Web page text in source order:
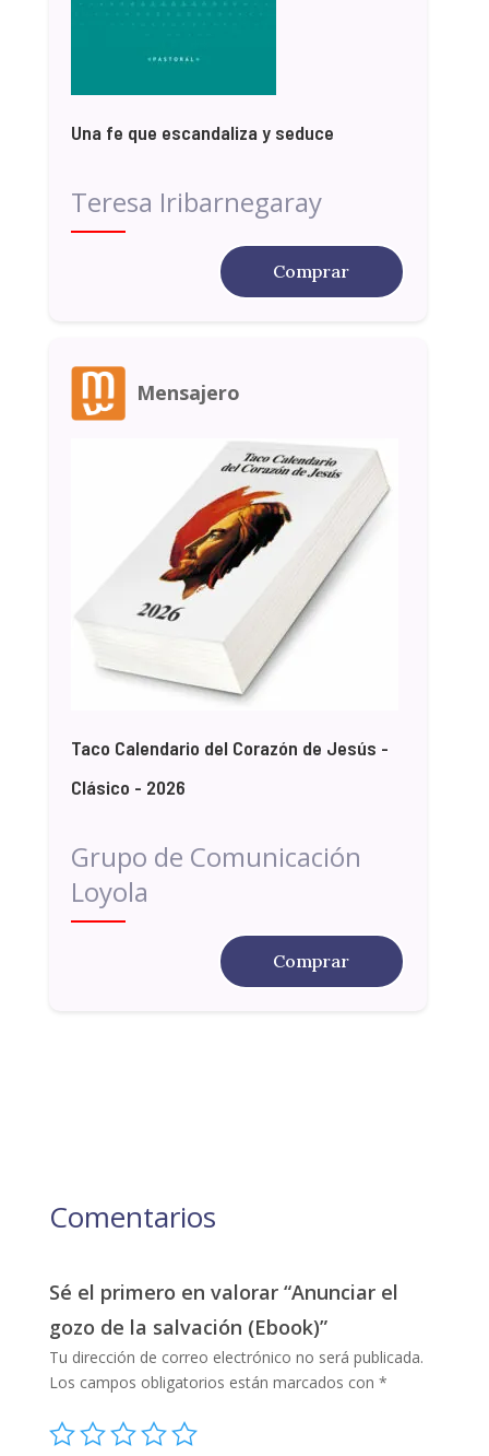
Una fe que escandaliza y seduce
Teresa Iribarnegaray
Comprar
Mensajero
Taco Calendario del Corazón de Jesús -
Clásico - 2026
Grupo de Comunicación
Loyola
Comprar
Comentarios
Sé el primero en valorar “Anunciar el
gozo de la salvación (Ebook)”
Tu dirección de correo electrónico no será publicada.
Los campos obligatorios están marcados con *